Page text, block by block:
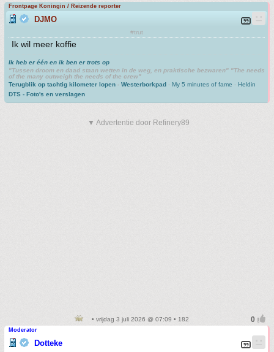
Frontpage Koningin / Reizende reporter
DJMO
#trut
Ik wil meer koffie
Ik heb er één en ik ben er trots op
"Tussen droom en daad staan wetten in de weg, en praktische bezwaren" "The needs
of the many outweigh the needs of the crew"
Terugblik op tachtig kilometer lopen - Westerborkpad - My 5 minutes of fame - Heldin
DTS - Foto's en verslagen
▼ Advertentie door Refinery89
• vrijdag 3 juli 2026 @ 07:09 • 182
Moderator
Dotteke